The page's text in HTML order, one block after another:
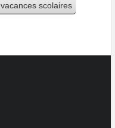
vacances scolaires